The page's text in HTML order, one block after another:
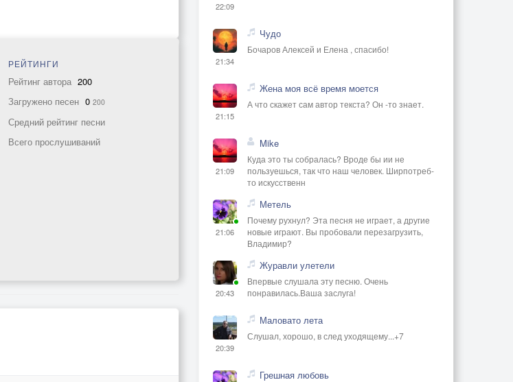
РЕЙТИНГИ
Рейтинг автора 200
Загружено песен 0 200
Средний рейтинг песни
Всего прослушиваний
22:09
21:34
Чудо
Бочаров Алексей и Елена , спасибо!
21:15
Жена моя всё время моется
А что скажет сам автор текста? Он -то знает.
21:09
Mike
Куда это ты собралась? Вроде бы ии не
пользуешься, так что наш человек. Ширпотреб-
то искусственн
21:06
Метель
Почему рухнул? Эта песня не играет, а другие
новые играют. Вы пробовали перезагрузить,
Владимир?
20:43
Журавли улетели
Впервые слушала эту песню. Очень
понравилась.Ваша заслуга!
20:39
Маловато лета
Слушал, хорошо, в след уходящему...+7
Грешная любовь